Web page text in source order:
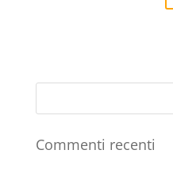
Commenti recenti